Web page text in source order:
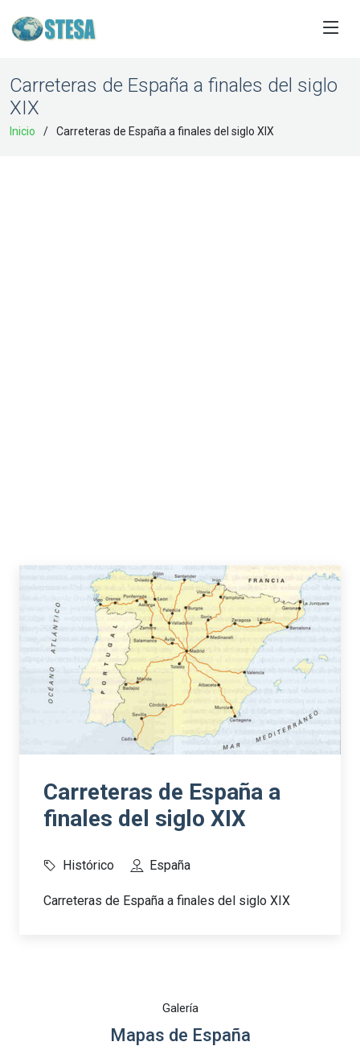
Carreteras de España a finales del siglo
XIX
Inicio Carreteras de España a finales del siglo XIX
Carreteras de España a
finales del siglo XIX
Histórico España
Carreteras de España a finales del siglo XIX
Galería
Mapas de España